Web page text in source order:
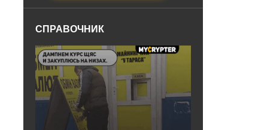
СПРАВОЧНИК